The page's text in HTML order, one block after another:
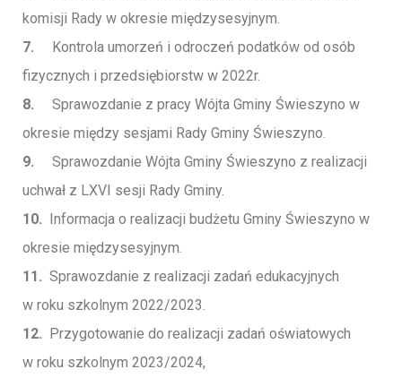
komisji Rady w okresie międzysesyjnym.
7.
Kontrola umorzeń i odroczeń podatków od osób
fizycznych i przedsiębiorstw w 2022r.
8. Sprawozdanie z pracy Wójta Gminy Świeszyno w
okresie między sesjami Rady Gminy Świeszyno.
9. Sprawozdanie Wójta Gminy Świeszyno z realizacji
uchwał z LXVI sesji Rady Gminy.
10.
Informacja o realizacji budżetu Gminy Świeszyno w
okresie międzysesyjnym.
11. Sprawozdanie z realizacji zadań edukacyjnych
w roku szkolnym 2022/2023.
12.
Przygotowanie do realizacji zadań oświatowych
w roku szkolnym 2023/2024,